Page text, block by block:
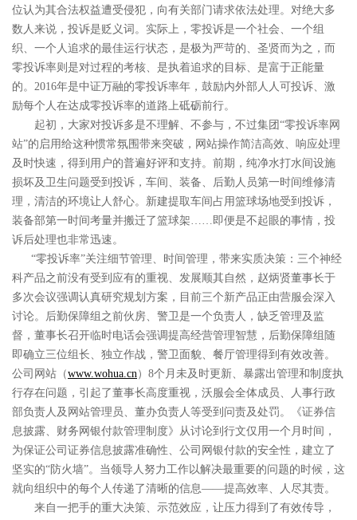
位认为其合法权益遭受侵犯，向有关部门请求依法处理。对绝大多
数人来说，投诉是贬义词。实际上，零投诉是一个社会、一个组
织、一个人追求的最佳运行状态，是极为严苛的、圣贤而为之，而
零投诉率则是对过程的考核、是执着追求的目标、是富于正能量
的。2016年是中证万融的零投诉率年，鼓励内外部人人可投诉、激
励每个人在达成零投诉率的道路上砥砺前行。
起初，大家对投诉多是不理解、不参与，不过集团“零投诉率网
站”的启用给这种惯常氛围带来突破，网站操作简洁高效、响应处理
及时快速，得到用户的普遍好评和支持。前期，纯净水打水间设施
损坏及卫生问题受到投诉，车间、装备、后勤人员第一时间维修清
理，清洁的环境让人舒心。新建提取车间占用篮球场地受到投诉，
装备部第一时间考量并搬迁了篮球架……即便是不起眼的事情，投
诉后处理也非常迅速。
“零投诉率”关注细节管理、时间管理，带来实质决策：三个神经
科产品之前没有受到应有的重视、发展顺其自然，赵炳贤董事长于
多次会议强调认真研究规划方案，目前三个新产品正由营服会深入
讨论。后勤保障组之前伙房、警卫是一个负责人，缺乏管理及监
督，董事长召开临时电话会强调提高经营管理智慧，后勤保障组随
即确立三位组长、独立作战，警卫面貌、餐厅管理得到有效改善。
公司网站（www.wohua.cn）8个月未及时更新、暴露出管理和制度执
行存在问题，引起了董事长高度重视，沃服会全体成员、人事行政
部负责人及网站管理员、董办负责人等受到问责及处罚。《证券信
息披露、财务网银付款管理制度》从讨论到行文仅用一个月时间，
为保证公司证券信息披露准确性、公司网银付款的安全性，建立了
坚实的“防火墙”。当领导人努力工作以解决最重要的问题的时候，这
就向组织中的每个人传递了清晰的信息——提高效率、人尽其责。
来自一把手的重大决策、示范效应，让压力得到了有效传导，